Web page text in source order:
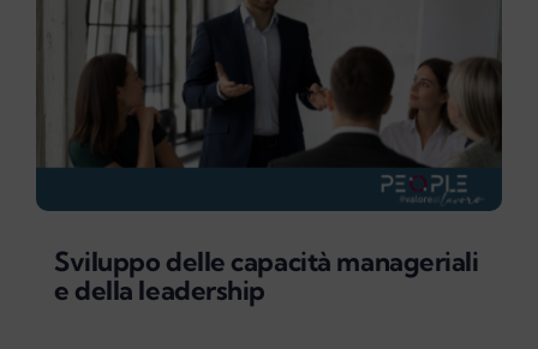
Sviluppo delle capacità manageriali
e della leadership